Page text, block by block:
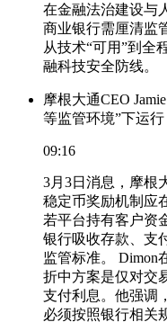
在金融法治建设与
商业银行需厘清监
从技术“可用”到全
融科技安全防线。
摩根大通CEO
等监管环境”下运行
09:16
3月3日消息，摩根
稳定币奖励机制应
若平台持有客户资
银行吸收存款、支
监管标准。 Dimon
折中方案是仅对交
支付利息。他强调
必须按照银行相关